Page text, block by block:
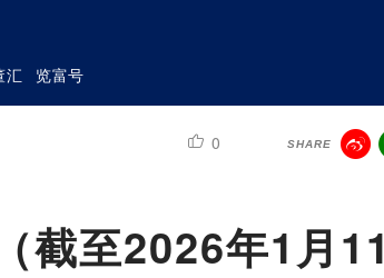
汇 览富号
0 SHARE
截至2026年1月11